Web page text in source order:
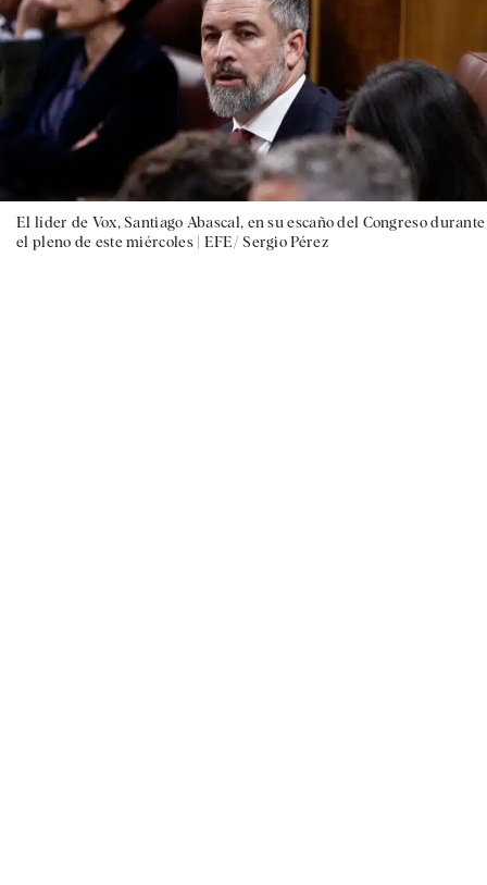
El líder de Vox, Santiago Abascal, en su escaño del Congreso durante
el pleno de este miércoles | EFE/ Sergio Pérez